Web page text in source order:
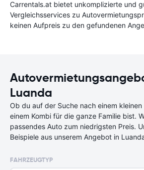
Carrentals.at bietet unkomplizierte und
Vergleichsservices zu
keinen Aufpreis zu den gefundenen
Luanda
Ob du auf der Suche nach einem
einem Kombi für die ganze Familie bist.
passendes Auto zum niedrigsten Preis.
Beispiele aus unserem Angebot in
FAHRZEUGTYP